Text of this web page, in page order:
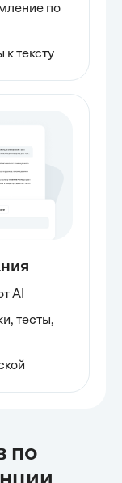
по
тексту
AI
тесты,
по